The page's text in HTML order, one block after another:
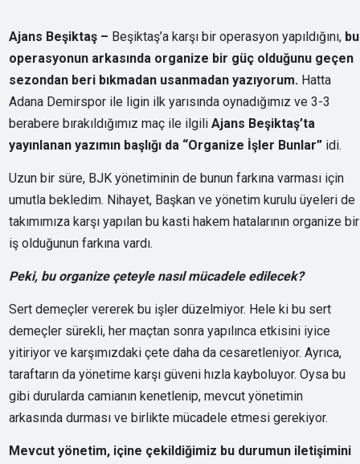
Ajans Beşiktaş – Beşiktaş’a karşı bir operasyon yapıldığını, bu
operasyonun arkasında organize bir güç olduğunu geçen
sezondan beri bıkmadan usanmadan yazıyorum. Hatta
Adana Demirspor ile ligin ilk yarısında oynadığımız ve 3-3
berabere bırakıldığımız maç ile ilgiliAjans Beşiktaş’ta
yayınlanan yazımın başlığı da “Organize İşler Bunlar” idi.
Uzun bir süre, BJK yönetiminin de bunun farkına varması için
umutla bekledim. Nihayet, Başkan ve yönetim kurulu üyeleri de
takımımıza karşı yapılan bu kasti hakem hatalarının organize bir
iş olduğunun farkına vardı.
Peki, bu organize çeteyle nasıl mücadele edilecek?
Sert demeçler vererek bu işler düzelmiyor. Hele ki bu sert
demeçler sürekli, her maçtan sonra yapılınca etkisini iyice
yitiriyor ve karşımızdaki çete daha da cesaretleniyor. Ayrıca,
taraftarın da yönetime karşı güveni hızla kayboluyor. Oysa bu
gibi durularda camianın kenetlenip, mevcut yönetimin
arkasında durması ve birlikte mücadele etmesi gerekiyor.
Mevcut yönetim, içine çekildiğimiz bu durumun iletişimini